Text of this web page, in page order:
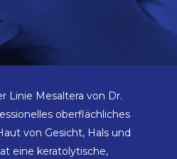
Linie Mesaltera von Dr.
oberflächliches
von Gesicht, Hals und
eine keratolytische,